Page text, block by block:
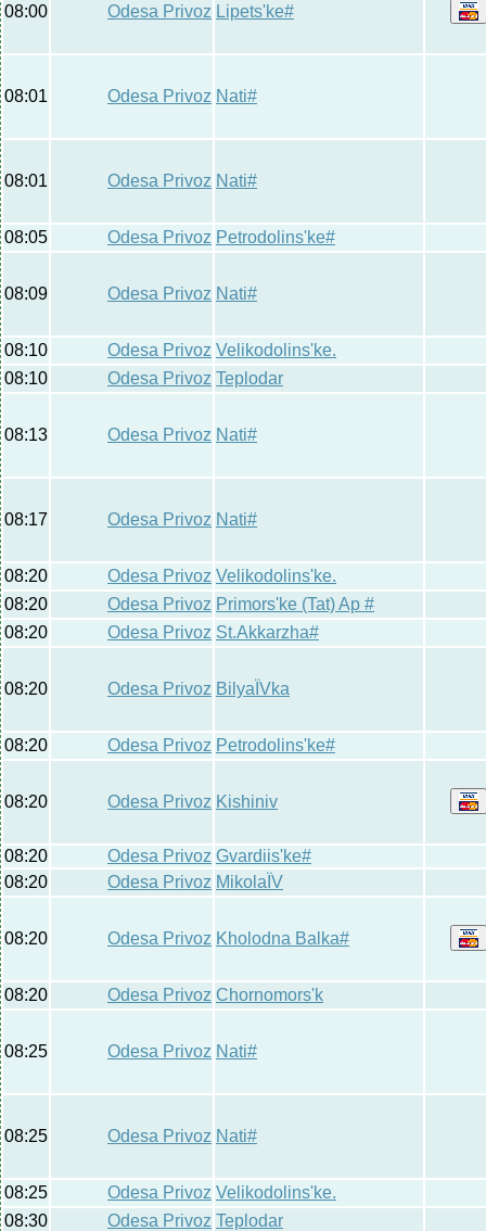
08:00 Odesa Privoz Lipets'ke#
08:01 Odesa Privoz Nati#
08:01 Odesa Privoz Nati#
08:05 Odesa Privoz Petrodolins'ke#
08:09 Odesa Privoz Nati#
08:10 Odesa Privoz Velikodolins'ke.
08:10
Odesa Privoz Teplodar
08:13 Odesa Privoz Nati#
08:17 Odesa Privoz Nati#
08:20 Odesa Privoz Velikodolins'ke.
08:20
Odesa Privoz Primors'ke (Tat) Ap #
08:20
Odesa Privoz St.Akkarzha#
08:20 Odesa Privoz BilyaЇVka
08:20 Odesa Privoz Petrodolins'ke#
08:20 Odesa Privoz Kishiniv
08:20 Odesa Privoz Gvardiis'ke#
08:20
Odesa Privoz MikolaЇV
08:20 Odesa Privoz Kholodna Balka#
08:20 Odesa Privoz Chornomors'k
08:25 Odesa Privoz Nati#
08:25 Odesa Privoz Nati#
08:25 Odesa Privoz Velikodolins'ke.
08:30
Odesa Privoz Teplodar